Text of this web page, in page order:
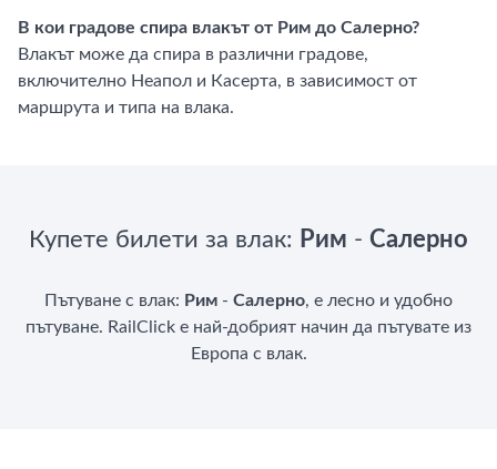
В кои градове спира влакът от Рим до Салерно?
Влакът може да спира в различни градове,
включително Неапол и Касерта, в зависимост от
маршрута и типа на влака.
Купете билети за влак: Рим - Салерно
Пътуване с влак: Рим - Салерно, е лесно и удобно
пътуване. RailClick е най-добрият начин да пътувате из
Европа с влак.